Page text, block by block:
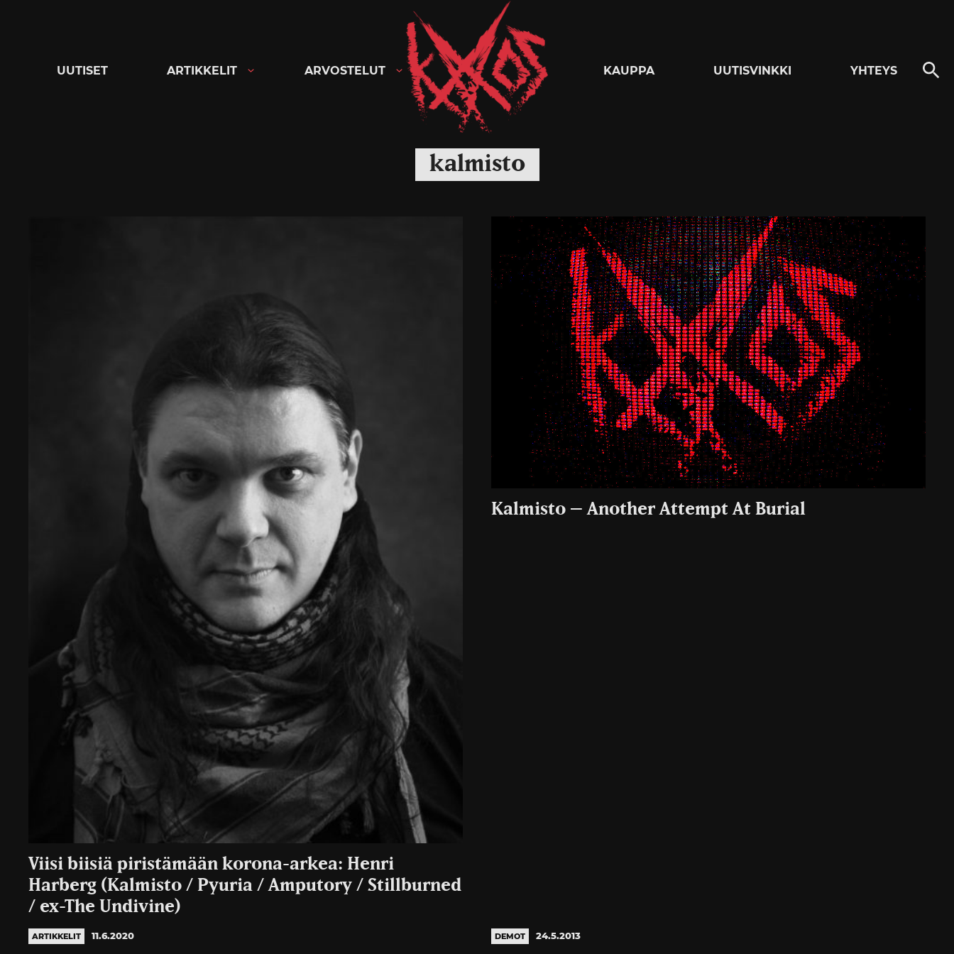
Kaaoszine
UUTISET ARTIKKELIT ARVOSTELUT KAUPPA UUTISVINKKI YHTEYS
kalmisto
Viisi biisiä piristämään korona-arkea: Henri
Harberg (Kalmisto / Pyuria / Amputory / Stillburned
/ ex-The Undivine)
ARTIKKELIT 11.6.2020
Kalmisto – Another Attempt At Burial
DEMOT 24.5.2013